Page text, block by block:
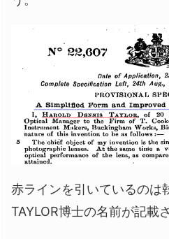
赤ラインを引いているの
TAYLOR博士の名前が記載